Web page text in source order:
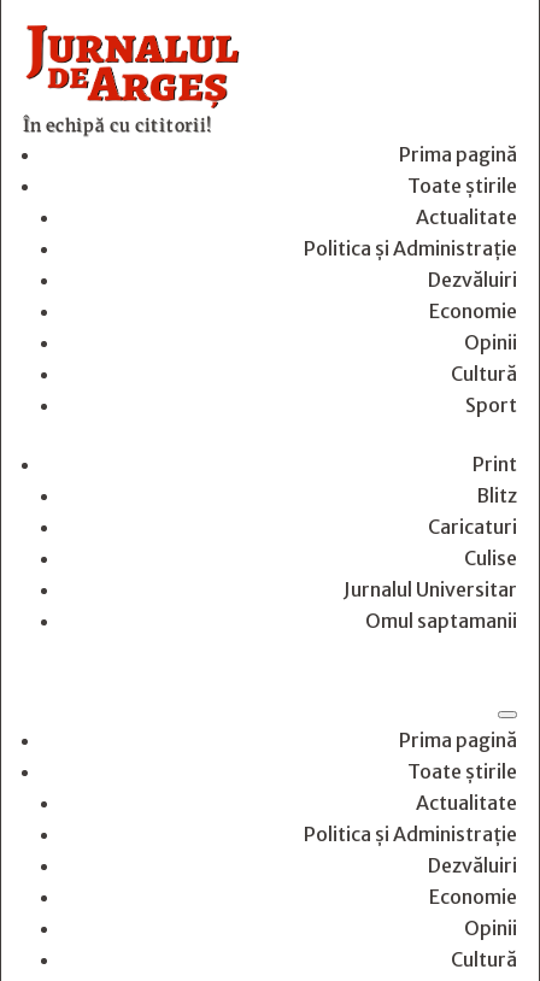
În echipă cu cititorii!
Prima pagină
Toate știrile
Actualitate
Politica și Administrație
Dezvăluiri
Economie
Opinii
Cultură
Sport
Print
Blitz
Caricaturi
Culise
Jurnalul Universitar
Omul saptamanii
Prima pagină
Toate știrile
Actualitate
Politica și Administrație
Dezvăluiri
Economie
Opinii
Cultură